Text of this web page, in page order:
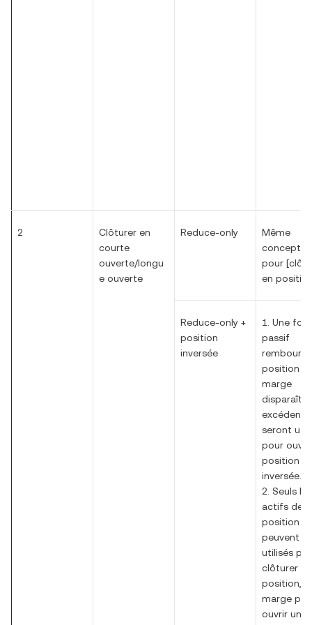
2
Clôturer en
courte
ouverte/longu
e ouverte
Reduce-only
Même
concept
pour
en
Reduce-only +
position
inversée
1. Une fois
passif
position
marge
excédents
seront
pour
position
inversée.
2. Seuls les
actifs de
position
peuvent
utilisés
clôturer la
position,
marge
ouvrir une